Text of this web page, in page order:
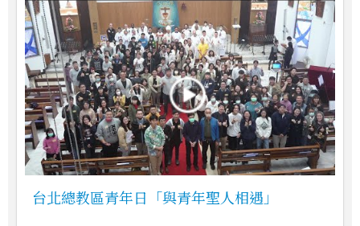
台北總教區青年日「與青年聖人相遇」